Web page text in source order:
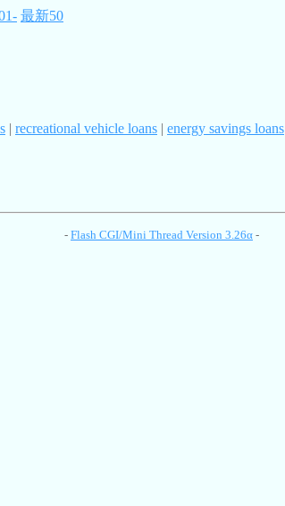
最新50
| recreational vehicle loans | energy savings loans
- Flash CGI/Mini Thread Version 3.26α -